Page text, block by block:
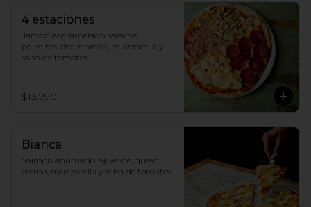
4 estaciones
Jamón acaramelado, salame,
palmitos, champiñón, muzzarella y
salsa de tomates.
$13.790
Bianca
Salmón ahumado, ají verde, queso
crema, muzzarella y salsa de tomates.